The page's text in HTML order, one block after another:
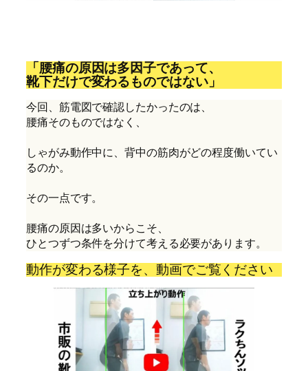
「腰痛の原因は多因子であって、
靴下だけで変わるものではない」
今回、筋電図で確認したかったのは、
腰痛そのものではなく、
しゃがみ動作中に、背中の筋肉がどの程度働いてい
るのか。
その一点です。
腰痛の原因は多いからこそ、
ひとつずつ条件を分けて考える必要があります。
動作が変わる様子を、動画でご覧ください